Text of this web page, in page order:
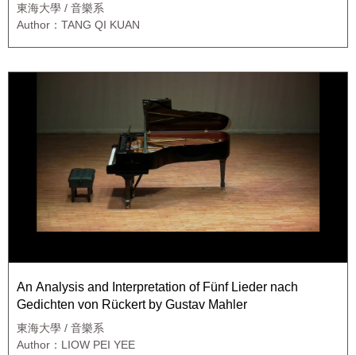
東海大學 / 音樂系
Author：TANG QI KUAN
An Analysis and Interpretation of Fünf Lieder nach
Gedichten von Rückert by Gustav Mahler
東海大學 / 音樂系
Author：LIOW PEI YEE